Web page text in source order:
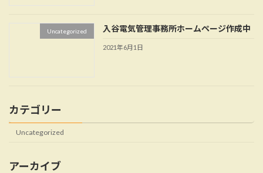
Uncategorized 入谷電気管理事務所ホームページ作成中
2021年6月1日
カテゴリー
Uncategorized
アーカイブ